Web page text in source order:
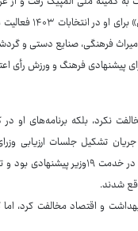
برگشت، این‌بار
میراث فرهنگی، صنایع دستی و
نکرد، بلکه برنامه‌های
تشکیل جلسات ارزیابی
کمیسیون اجتماعی هم مانند سایر
شدند.
و اقتصاد مخالفت کرد،